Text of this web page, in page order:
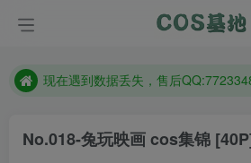
现在遇到数据丢失，售后
防失联：百度搜索《趣画刊》，实时
No.018-兔玩映画 cos集锦